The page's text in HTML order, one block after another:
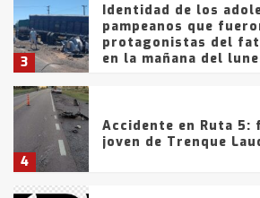
3
Identidad de los
pampeanos que
protagonistas del
en la mañana del
4
Accidente en Ruta 5:
joven de Trenque